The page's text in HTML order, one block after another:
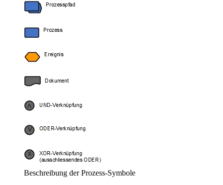
Beschreibung der Prozess-Symbole